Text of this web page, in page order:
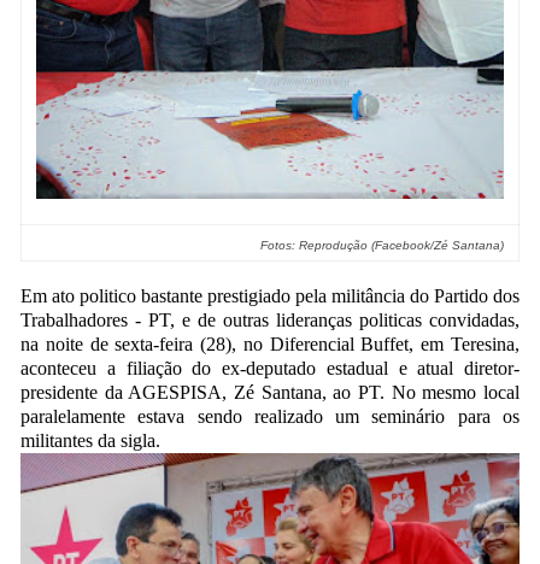
Fotos: Reprodução (Facebook/Zé Santana)
Em ato politico bastante prestigiado pela militância do Partido dos
Trabalhadores - PT, e de outras lideranças politicas convidadas,
na noite de sexta-feira (28), no Diferencial Buffet, em Teresina,
aconteceu a filiação do ex-deputado estadual e atual diretor-
presidente da AGESPISA, Zé Santana, ao PT. No mesmo local
paralelamente estava sendo realizado um seminário para os
militantes da sigla.